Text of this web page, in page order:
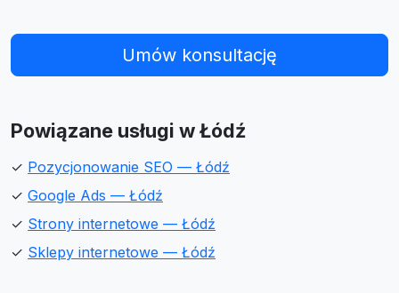
Umów konsultację
Powiązane usługi w Łódź
✓ Pozycjonowanie SEO — Łódź
✓ Google Ads — Łódź
✓ Strony internetowe — Łódź
✓ Sklepy internetowe — Łódź